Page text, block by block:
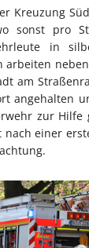
Kreuzung
sonst pro
in
arbeiten
am
angehalten
zur Hilfe
einer